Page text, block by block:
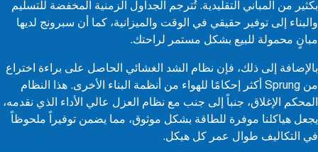
بكثير من المباني التقليدية. تُترجم الجداول الزمنية المخفضة للتسليم
والبناء إلى توفير حقيقي في الوقت والميزانية، كما أن سبرونج لديها
مبانٍ محمولة للبيع بشكل مستمر لراحتك.
بالإضافة إلى ذلك، فإن نظام الشد الغشائي الحاصل على براءة اختراع
من Sprung أكثر إحكامًا للهواء من أنظمة البناء الأخرى. هذا النظام
المحكم الإغلاق، جنباً إلى جنب مع نظام العزل عالي الأداء الذي نقدمه،
يجعل هياكلنا موفرة للطاقة بشكل موثوق، مما يضمن توفيراً ملحوظاً
في التكاليف طوال عمر كل هيكل.